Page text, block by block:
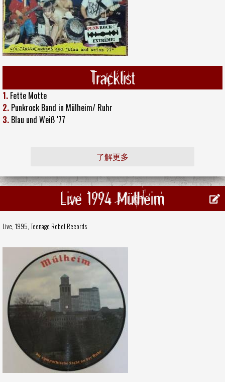
Tracklist
1. Fette Motte
2. Punkrock Band in Mülheim/ Ruhr
3. Blau und Weiß '77
了解更多
Live 1994 Mülheim
Live, 1995, Teenage Rebel Records